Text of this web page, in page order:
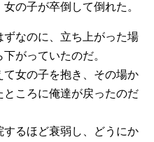
の子が卒倒して倒れた。
なのに、立ち上がった場
がっていたのだ。
女の子を抱き、その場か
ころに俺達が戻ったのだ
るほど衰弱し、どうにか